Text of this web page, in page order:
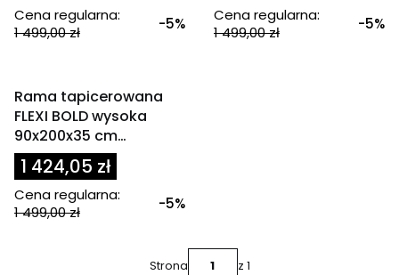
Cena regularna:
1 499,00 zł
-5%
Cena regularna:
1 499,00 zł
-5%
Rama tapicerowana
FLEXI BOLD wysoka
90x200x35 cm
oliwkowa / zielona
1 424,05 zł
Cena regularna:
1 499,00 zł
-5%
Strona z 1